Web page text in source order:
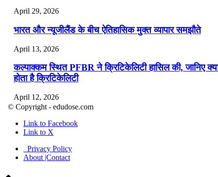
April 29, 2026
भारत और न्यूजीलैंड के बीच ऐतिहासिक मुक्त व्यापार समझौते
April 13, 2026
कल्पाक्कम स्थित PFBR ने क्रिटिकेलिटी हासिल की, जानिए
होता है क्रिटिकेलिटी
April 12, 2026
April 9, 2026
नासा का आर्टेमिस-2 मिशन: मनुष्य एक बार फिर से चंद्रमा के
पहुंचा
© Copyright - edudose.com
Link to Facebook
Link to X
Privacy Policy
About |Contact